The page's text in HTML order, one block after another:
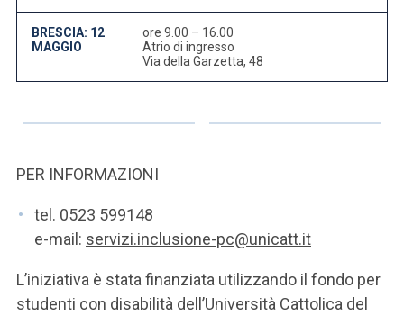
BRESCIA: 12
MAGGIO
ore 9.00 – 16.00
Atrio di ingresso
Via della Garzetta, 48
PER INFORMAZIONI
tel. 0523 599148
e-mail: servizi.inclusione-pc@unicatt.it
L’iniziativa è stata finanziata utilizzando il fondo per
studenti con disabilità dell’Università Cattolica del